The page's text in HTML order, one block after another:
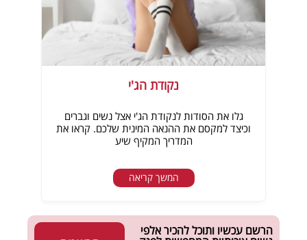
נקודת הג'י
גלו את הסודות לנקודת הג'י אצל נשים וגברים
וכיצד למקסם את ההנאה המינית שלכם. קראו את
המדריך המקיף שיע
המשך קריאה
הרשם עכשיו ותוכל להכיר אלפי